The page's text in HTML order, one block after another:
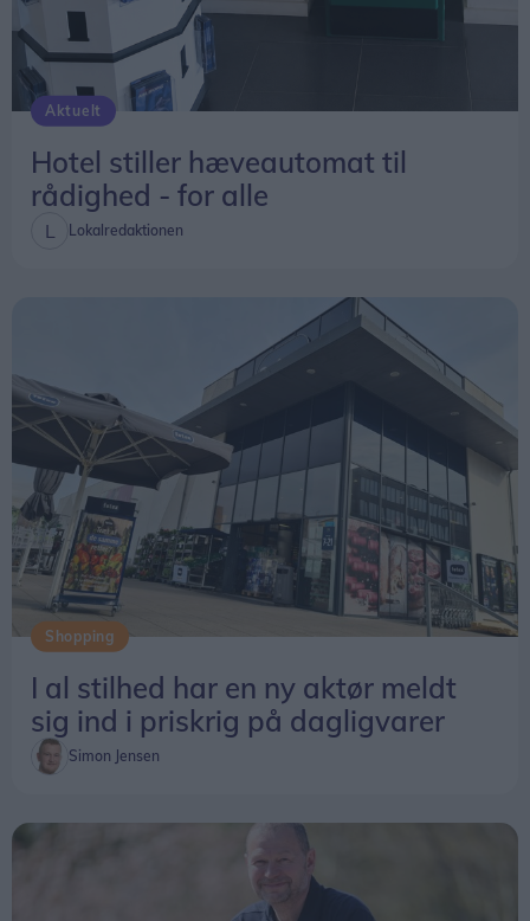
Aktuelt
Hotel stiller hæveautomat til
rådighed - for alle
Lokalredaktionen
Shopping
I al stilhed har en ny aktør meldt
sig ind i priskrig på dagligvarer
Simon Jensen